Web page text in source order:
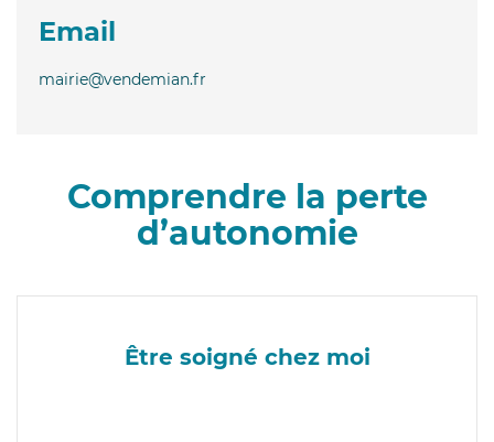
Email
mairie@vendemian.fr
Comprendre la perte
d’autonomie
Être soigné chez moi